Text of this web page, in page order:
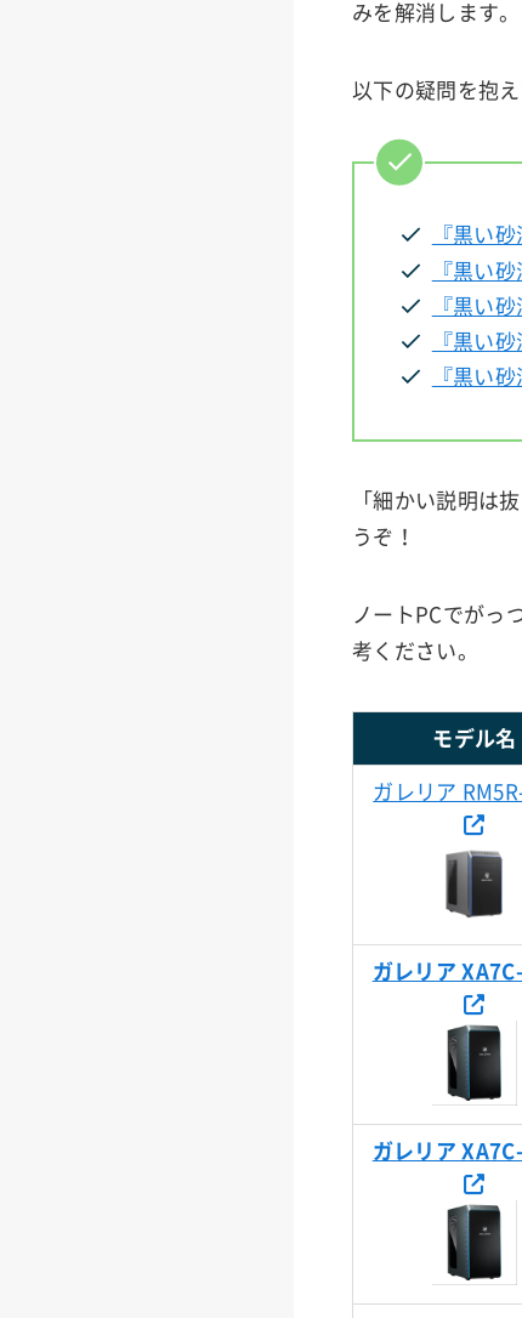
みを解消します。
以下の疑問を抱
『黒い
『黒い
『黒い
『黒い
『黒い
「細かい説明は
うぞ！
ノートPCでがっ
考ください。
モデル名
ガレリア
ガレリア
ガレリア